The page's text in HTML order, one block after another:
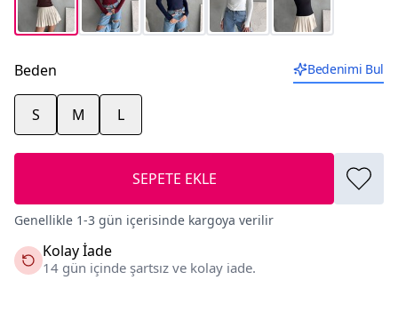
Beden Bedenimi Bul
S M L
SEPETE EKLE
Genellikle 1-3 gün içerisinde kargoya verilir
Kolay İade
14 gün içinde şartsız ve kolay iade.